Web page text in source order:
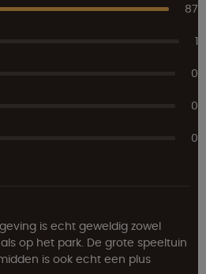
87
1
0
0
0
is echt geweldig zowel
op het park. De grote speeltuin
is ook echt een plus